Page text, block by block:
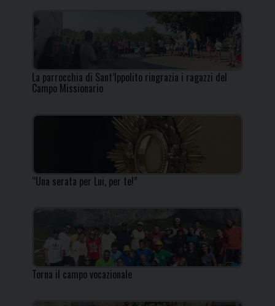
La parrocchia di Sant’Ippolito ringrazia i ragazzi del
Campo Missionario
“Una serata per Lui, per te!”
Torna il campo vocazionale